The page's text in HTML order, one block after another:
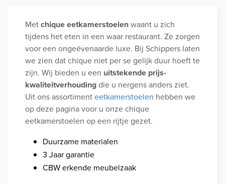
Metchique eetkamerstoelenwaant u zich
tijdens het eten in een waar restaurant. Ze zorgen
voor een ongeëvenaarde luxe. Bij Schippers laten
we zien dat chique niet per se gelijk duur hoeft te
zijn. Wij bieden u een uitstekende prijs-
kwaliteitverhoudingdie u nergens anders ziet.
Uit ons assortimenteetkamerstoelen hebben we
op deze pagina voor u onze chique
eetkamerstoelen op een rijtje gezet.
Duurzame materialen
3 Jaar garantie
CBW erkende meubelzaak